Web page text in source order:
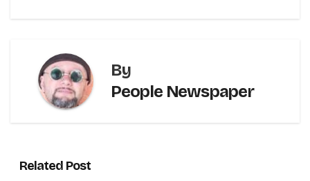
By
People Newspaper
Related Post